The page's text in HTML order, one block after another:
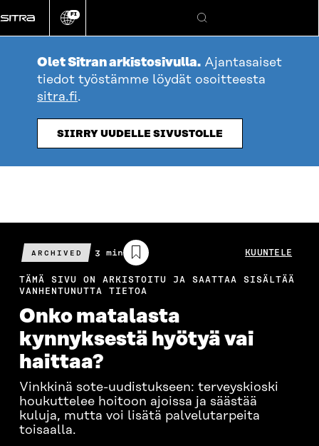
suoraan
sisältöön
Vaihda
kieli
FI
Hae
Olet Sitran arkistosivulla. Ajantasaiset
tiedot työstämme löydät osoitteesta
sitra.fi.
SIIRRY UUDELLE SIVUSTOLLE
ARCHIVED
Arvioitu
lukuaika
3 min KUUNTELE
TÄMÄ SIVU ON ARKISTOITU JA SAATTAA SISÄLTÄÄ
VANHENTUNUTTA TIETOA
Onko matalasta
kynnyksestä hyötyä vai
haittaa?
Vinkkinä sote-uudistukseen: terveyskioski
houkuttelee hoitoon ajoissa ja säästää
kuluja, mutta voi lisätä palvelutarpeita
toisaalla.